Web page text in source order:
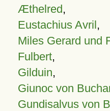
Æthelred,
Eustachius Avril,
Miles Gerard und
Fulbert,
Gilduin,
Giunoc von
Gundisalvus von